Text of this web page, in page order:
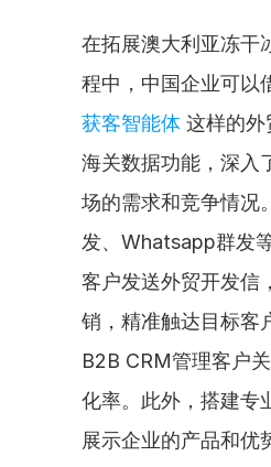
在拓展澳大利亚冻干
程中，中国企业可以
获客智能体 这样的外
海关数据功能，深入
场的需求和竞争情况
发、Whatsapp群发
客户发送外贸开发信
销，精准触达目标客
B2B CRM管理客户
化率。此外，搭建专
展示企业的产品和优